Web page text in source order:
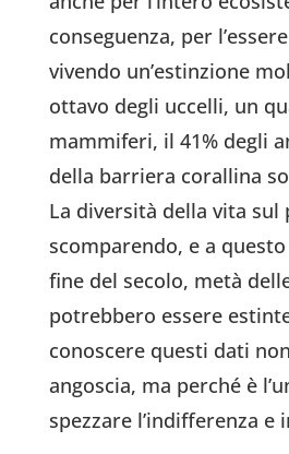
conseguenza, per
vivendo un’estinzione
ottavo degli uccelli, un
mammiferi, il 41% degli
della barriera corallina
La diversità della vita sul
scomparendo, e a
fine del secolo, metà
potrebbero essere
conoscere questi dati
angoscia, ma perché è
spezzare l’indifferenza e